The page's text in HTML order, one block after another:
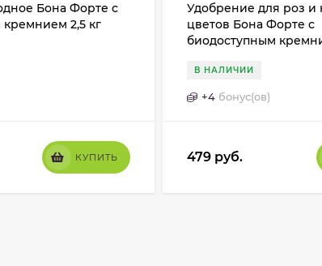
Бона Форте с
2,5 кг
КУПИТЬ
Удобрение для роз и
цветов Бона Форте с
биодоступным
В НАЛИЧИИ
+4 бонус(ов)
479 руб.